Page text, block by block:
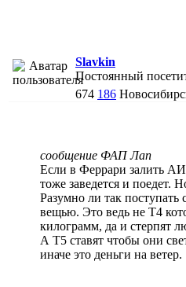
Slavkin
Постоянный
674 186
сообщение ФАП Лап
Если в Феррари залить
тоже заведется и поедет.
Разумно ли так поступать
вещью. Это ведь не Т4
килограмм, да и стерпят
А Т5 ставят чтобы они
иначе это деньги на ветер.